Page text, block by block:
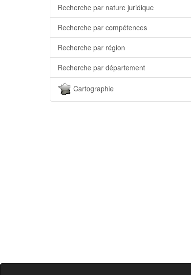
Recherche par nature juridique
Recherche par compétences
Recherche par région
Recherche par département
Cartographie